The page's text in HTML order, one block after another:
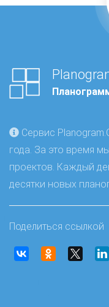
Сервис
года. За это время
проектов. Каждый
десятки новых
Поделиться ссылкой